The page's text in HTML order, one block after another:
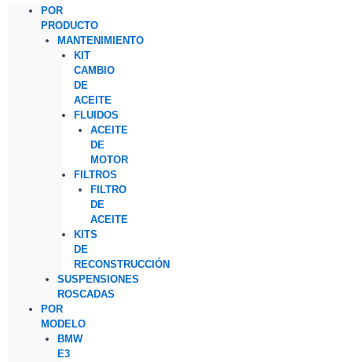
POR
PRODUCTO
MANTENIMIENTO
KIT
CAMBIO
DE
ACEITE
FLUIDOS
ACEITE
DE
MOTOR
FILTROS
FILTRO
DE
ACEITE
KITS
DE
RECONSTRUCCIÓN
SUSPENSIONES
ROSCADAS
POR
MODELO
BMW
E3